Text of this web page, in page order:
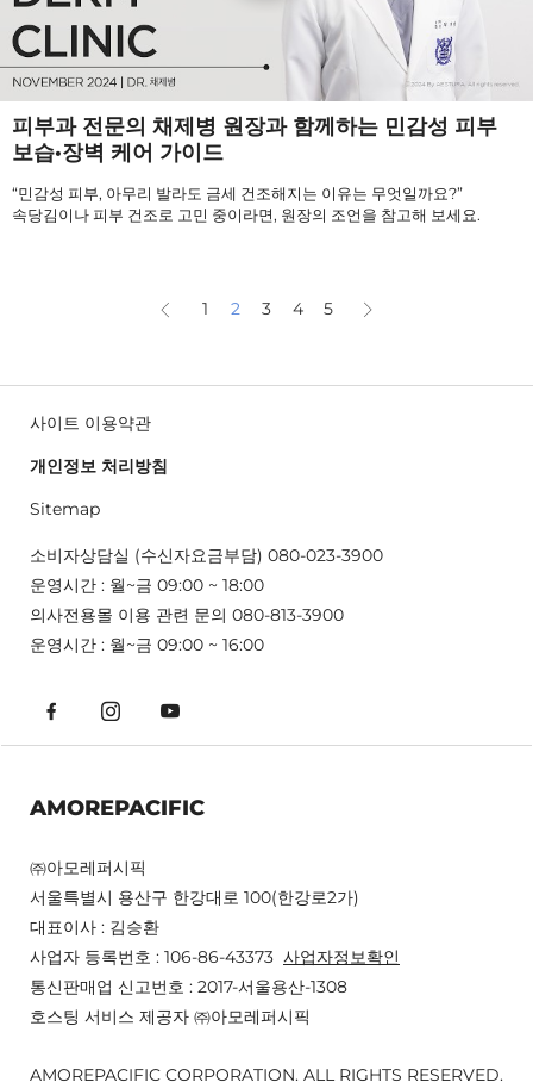
피부과 전문의 채제병 원장과 함께하는 민감성 피부
보습·장벽 케어 가이드
“민감성 피부, 아무리 발라도 금세 건조해지는 이유는 무엇일까요?”
속당김이나 피부 건조로 고민 중이라면, 원장의 조언을 참고해 보세요.
1 2 3 4 5
사이트 이용약관
개인정보 처리방침
Sitemap
소비자상담실 (수신자요금부담) 080-023-3900
운영시간 : 월~금 09:00 ~ 18:00
의사전용몰 이용 관련 문의 080-813-3900
운영시간 : 월~금 09:00 ~ 16:00
AMOREPACIFIC
㈜아모레퍼시픽
서울특별시 용산구 한강대로 100(한강로2가)
대표이사 : 김승환
사업자 등록번호 : 106-86-43373 사업자정보확인
통신판매업 신고번호 : 2017-서울용산-1308
호스팅 서비스 제공자 ㈜아모레퍼시픽
AMOREPACIFIC CORPORATION. ALL RIGHTS RESERVED.